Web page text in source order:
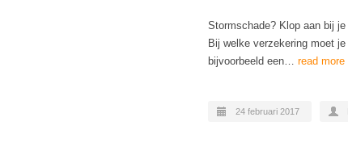
Stormschade? Klop aan bij
Bij welke verzekering moet
bijvoorbeeld een… read
24 februari 2017